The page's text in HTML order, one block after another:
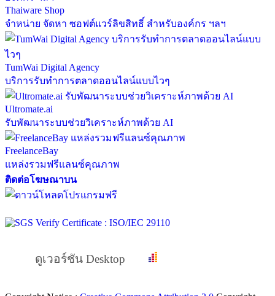
Thaiware Shop
จำหน่าย จัดหา ซอฟต์แวร์ลิขสิทธิ์ สำหรับองค์กร ฯลฯ
TumWai Digital Agency
บริการรับทำการตลาดออนไลน์แบบไวๆ
Ultromate.ai
รับพัฒนาระบบช่วยวิเคราะห์ภาพด้วย AI
FreelanceBay
แหล่งรวมฟรีแลนซ์คุณภาพ
ติดต่อโฆษณาบน
ดูเวอร์ชัน Desktop